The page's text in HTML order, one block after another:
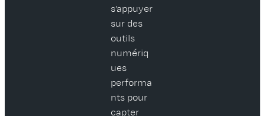
s’appuyer
sur des
outils
numériq
ues
performa
nts pour
capter